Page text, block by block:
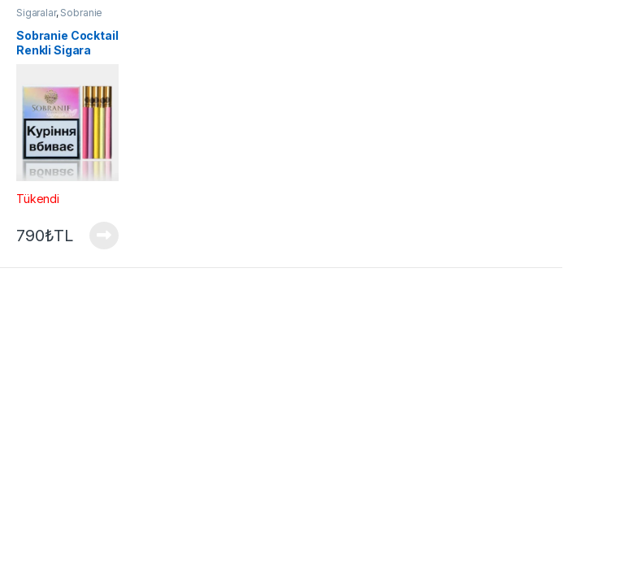
Sigaralar, Sobranie
Sobranie Cocktail
Renkli Sigara
Tükendi
790₺TL